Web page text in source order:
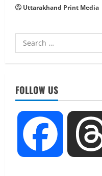
Uttarakhand Print Media
Search
for:
FOLLOW US
Facebook
तीलू
चयन :